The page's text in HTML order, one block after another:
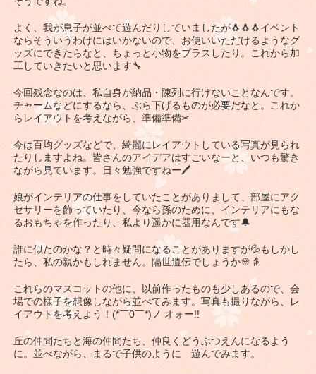
よく、我が息子が並べて遊んだりしていましたが🐧🐧🐧イベント
ならそういうわけにはいかないので、お使いいただけるようなグ
ッズにできたらなと、ちょっと小物をプラスしたり。これから加
工していきたいと思います🔧
今回残念なのは、私自身が納品・陳列に行けないことなんです。
チャームなどにするなら、ぶら下げるものが必要だなと。これか
らレイアウトを考えながら、準備準備✂
今は百均グッズなどで、綺麗にレイアウトしている写真が見られ
たりしますよね。皆さんのアイデアはすごいなーと、いつも驚き
ながら見ています。日々勉強ですねー🖊
娘がインテリアの仕事をしていたことがありまして、部屋にアク
セサリーを飾っていたり、今なら孫のために、インテリアにもな
るおもちゃを作ったり、私より遥かに器用なんです🔔
誰に似たのかな？と時々疑問になることがありますが💦もしかし
たら、私の親かもしれません。隔世遺伝でしょうか👳👵
これらのマスコットの他に、以前作ったものも少しあるので、会
場での様子を想像しながら並べてみます。写真も撮りながら、レ
イアウトを考えよう！(*￣0￣*)ノ オォー!!
丘の仲間たちと海の仲間たち、仲良くどうぶつえんになるよう
に。並べながら、まるで子供のように 遊んでみます。